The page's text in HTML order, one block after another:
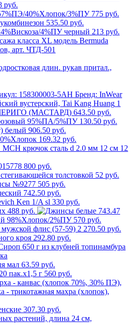
руб.
775 руб.
535.50 руб.
213 руб.
1
643.50 руб.
130.50 руб.
906.50 руб.
169.32 руб.
800 руб.
52 руб.
505 руб.
742.50 руб.
330 руб.
488 руб.
743.47
570 руб.
2 270.50 руб.
292.80 руб.
63.59 руб.
560 руб.
307.30 руб.